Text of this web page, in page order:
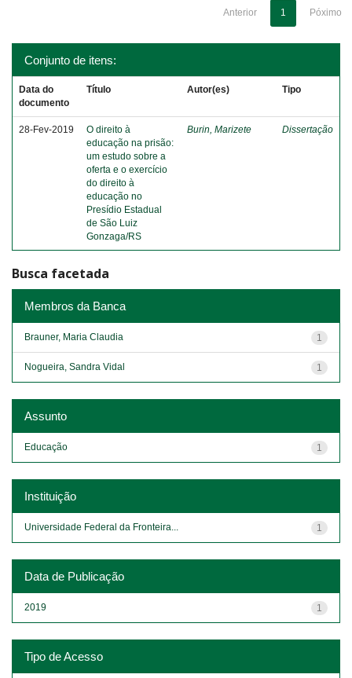
Anterior 1 Póximo
Conjunto de itens:
Data do
documento
Título Autor(es) Tipo
28-Fev-2019
O direito à
educação na prisão:
um estudo sobre a
oferta e o exercício
do direito à
educação no
Presídio Estadual
de São Luiz
Gonzaga/RS
Burin, Marizete Dissertação
Busca facetada
Membros da Banca
1
Brauner, Maria Claudia
1
Nogueira, Sandra Vidal
Assunto
1
Educação
Instituição
1
Universidade Federal da Fronteira...
Data de Publicação
1
2019
Tipo de Acesso